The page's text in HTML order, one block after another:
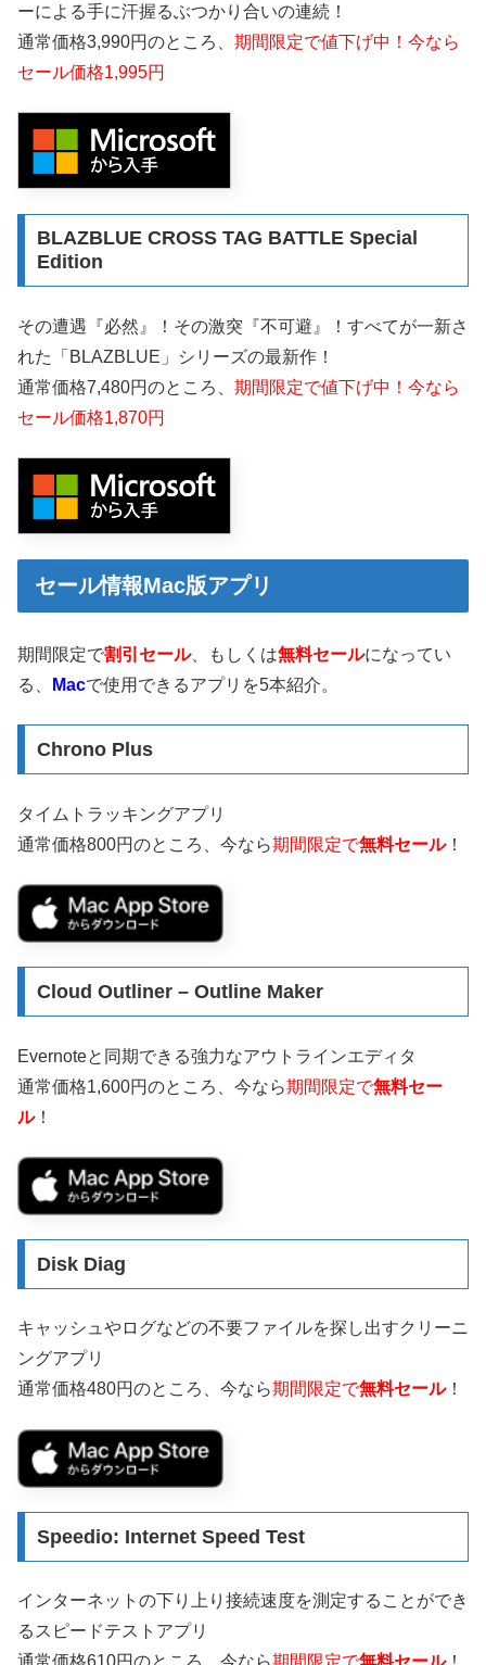
ーによる手に汗握るぶつかり合いの連続！
通常価格3,990円のところ、 期間限定で値下げ中！今なら
セール価格1,995円
BLAZBLUE CROSS TAG BATTLE Special
Edition
その遭遇『必然』！その激突『不可避』！すべてが一新さ
れた「BLAZBLUE」シリーズの最新作！
通常価格7,480円のところ、 期間限定で値下げ中！今なら
セール価格1,870円
セール情報Mac版アプリ
期間限定で割引セール、もしくは無料セールになってい
る、
Macで使用できるアプリを5本紹介。
Chrono Plus
タイムトラッキングアプリ
通常価格800円のところ、今なら期間限定で無料セール！
Cloud Outliner – Outline Maker
Evernoteと同期できる強力なアウトラインエディタ
通常価格1,600円のところ、今なら期間限定で無料セー
ル！
Disk Diag
キャッシュやログなどの不要ファイルを探し出すクリーニ
ングアプリ
通常価格480円のところ、今なら期間限定で無料セール！
Speedio: Internet Speed Test
インターネットの下り上り接続速度を測定することができ
るスピードテストアプリ